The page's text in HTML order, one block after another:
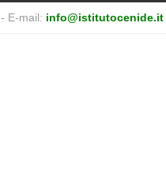
- E-mail: info@istitutocenide.it